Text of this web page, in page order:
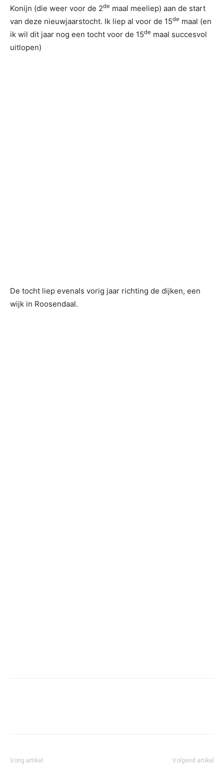
Konijn (die weer voor de 2de maal meeliep) aan de start
van deze nieuwjaarstocht. Ik liep al voor de 15de maal (en
ik wil dit jaar nog een tocht voor de 15de maal succesvol
uitlopen)
De tocht liep evenals vorig jaar richting de dijken, een
wijk in Roosendaal.
Vorig artikel Volgend artikel